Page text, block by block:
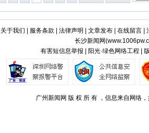
关于我们 服务条款 法律声明 文章发布| 在线留言|
长沙新闻网(
有害短信息举报 | 阳光·绿色网络工程 |
广州新闻网 版 权 所 有 ，信息来自网络